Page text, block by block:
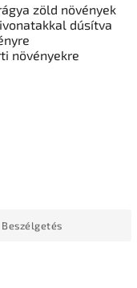
zöld növények
dúsítva
növényekre
Beszélgetés